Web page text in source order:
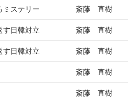
ミステリー 斎藤 直樹
す日韓対立 斎藤 直樹
す日韓対立 斎藤 直樹
斎藤 直樹
斎藤 直樹